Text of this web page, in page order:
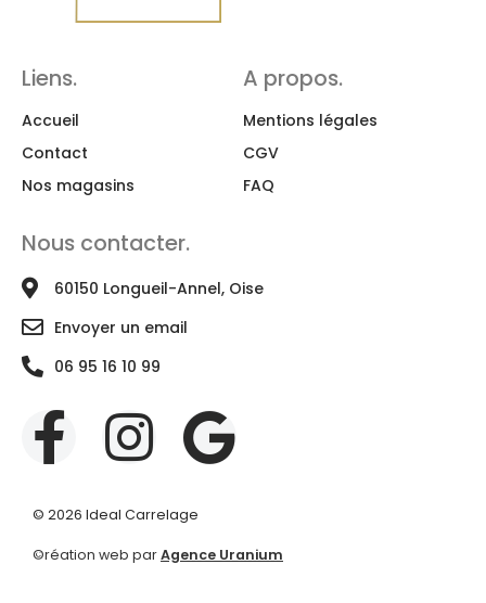
Liens.
Accueil
Contact
Nos magasins
A propos.
Mentions légales
CGV
FAQ
Nous contacter.
60150 Longueil-Annel, Oise
Envoyer un email
06 95 16 10 99
© 2026 Ideal Carrelage
©réation web parAgence Uranium